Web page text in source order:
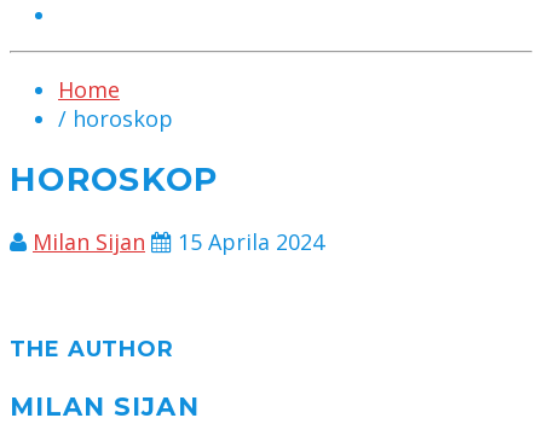
Home
/ horoskop
HOROSKOP
Milan Sijan 15 Aprila 2024
THE AUTHOR
MILAN SIJAN